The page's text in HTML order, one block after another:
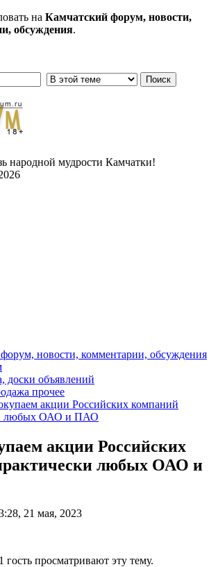
на Камчатский форум, новости,
обсуждения.
народной мудрости Камчатки!
новости, комментарии, обсуждения
доски объявлений
прочее
акции Российских компаний
любых ОАО и ПАО
акции Российских
любых ОАО и
21 мая, 2023
гость просматривают эту тему.